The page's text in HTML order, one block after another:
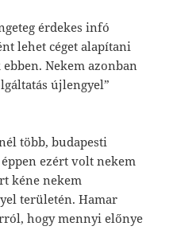
érdekes infó
lehet céget alapítani
Nekem azonban
újlengyel”
több, budapesti
ezért volt nekem
kéne nekem
területén. Hamar
hogy mennyi előnye